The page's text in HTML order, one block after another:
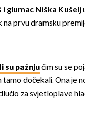
i glumac Niška Kušelj
na prvu dramsku
su pažnjučim su se
dočekali. Ona je
za svjetloplave